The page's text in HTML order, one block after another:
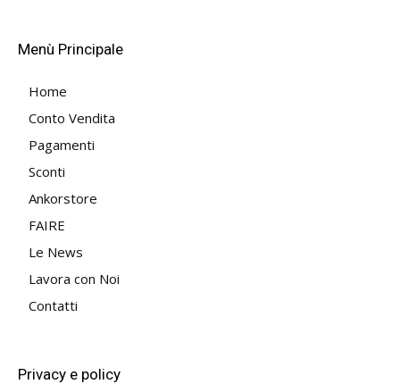
Menù Principale
Home
Conto Vendita
Pagamenti
Sconti
Ankorstore
FAIRE
Le News
Lavora con Noi
Contatti
Privacy e policy